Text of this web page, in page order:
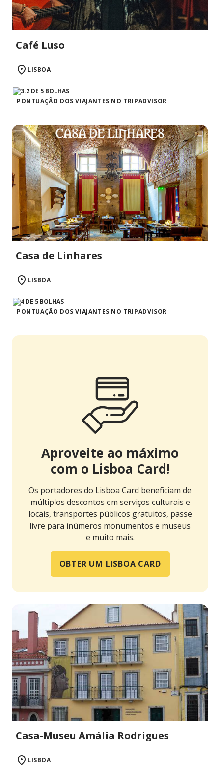
Café Luso
LISBOA
PONTUAÇÃO DOS VIAJANTES NO TRIPADVISOR
Casa de Linhares
LISBOA
PONTUAÇÃO DOS VIAJANTES NO TRIPADVISOR
Aproveite ao máximo
com o Lisboa Card!
Os portadores do Lisboa Card beneficiam de
múltiplos descontos em serviços culturais e
locais, transportes públicos gratuitos, passe
livre para inúmeros monumentos e museus
e muito mais.
OBTER UM LISBOA CARD
Casa-Museu Amália Rodrigues
LISBOA